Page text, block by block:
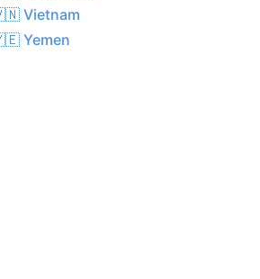
Vietnam
Yemen